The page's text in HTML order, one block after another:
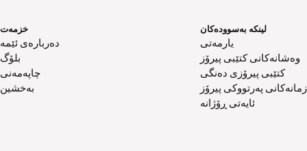
خزمەت
دەربارەی ئێمە
بلۆگ
چاپەمەنی
بەخشین
لینکە بەسوودەکان
یارمەتی
وەشانەکانی کتێبی پیرۆز
کتێبی پیرۆزی دەنگی
زمانەکانی پەرتووکی پیرۆز
ئایەتی ڕۆژانە